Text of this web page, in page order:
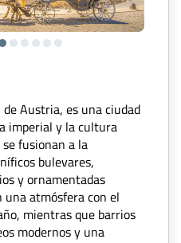
Austria, es una ciudad
imperial y la cultura
fusionan a la
bulevares,
y ornamentadas
una atmósfera con el
mientras que barrios
modernos y una